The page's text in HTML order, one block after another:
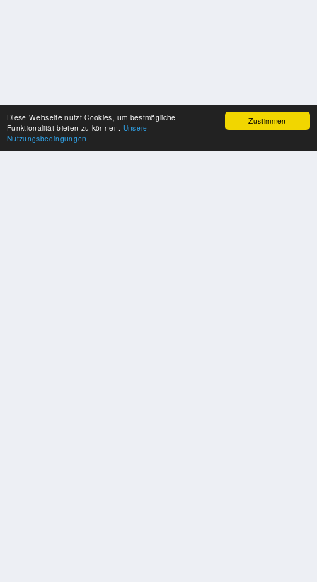
Zustimmen
Diese Webseite nutzt Cookies, um bestmögliche
Funktionalität bieten zu können. Unsere
Nutzungsbedingungen